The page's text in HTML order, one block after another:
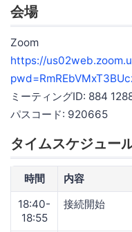
会場
Zoom
https://
ミーティングID: 884
パスコード: 920665
タイムスケジュー
時間
内容
18:40-
18:55
接続開始